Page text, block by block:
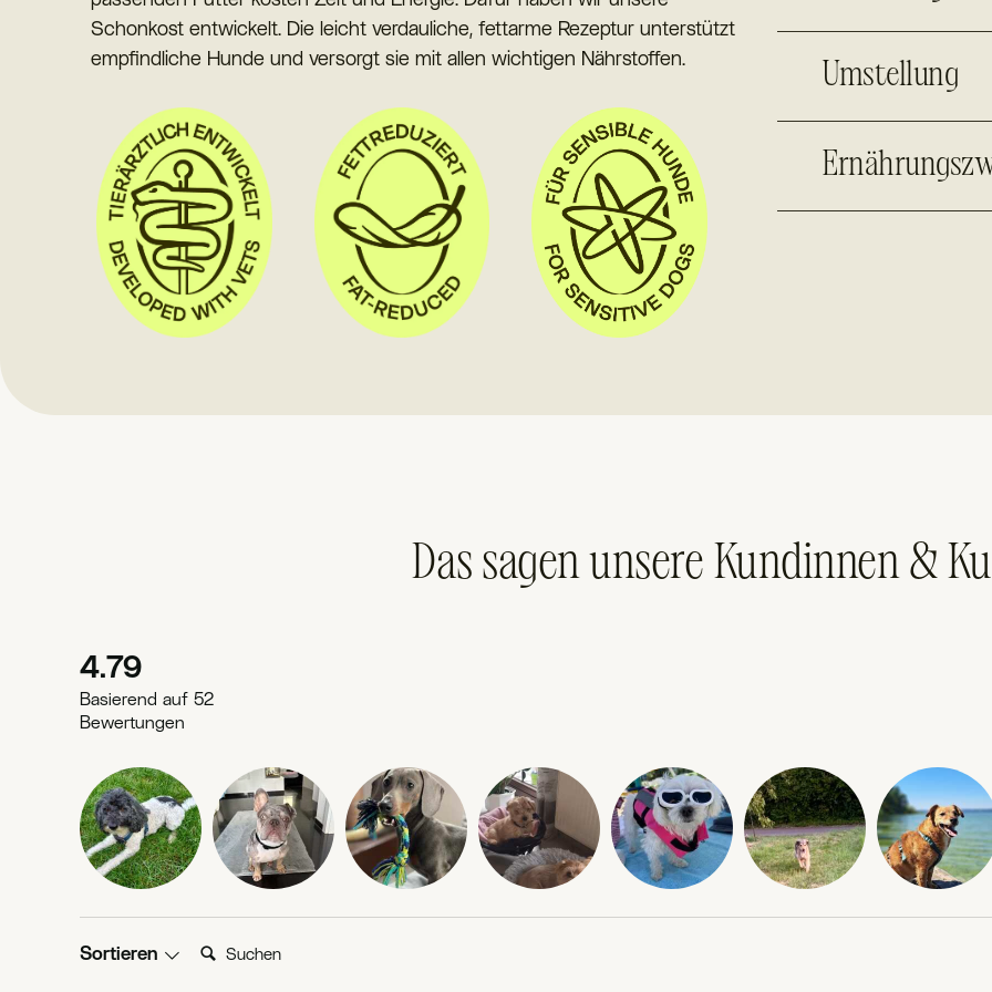
Schonkost entwickelt. Die leicht verdauliche, fettarme Rezeptur unterstützt
empfindliche Hunde und versorgt sie mit allen wichtigen Nährstoffen.
Umstellung
Das sagen unsere Kundinnen &
4.79
Basierend auf 52
Bewertungen
Sortieren Suchen:
New content loaded